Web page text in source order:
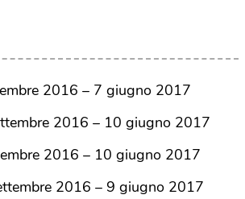
2016 – 7 giugno 2017
2016 – 10 giugno 2017
2016 – 10 giugno 2017
2016 – 9 giugno 2017